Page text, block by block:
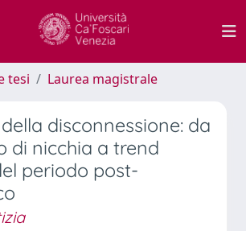
tesi Laurea magistrale
disconnessione: da
di nicchia a trend
periodo post-